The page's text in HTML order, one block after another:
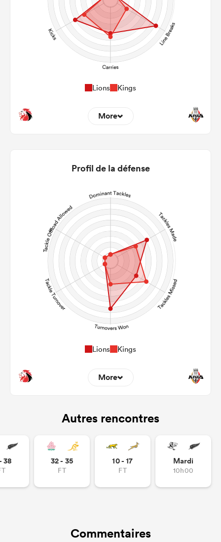
Lions Kings
More
22m Conversion
Carries
Kicks
Post Contact Meters
Profil de la défense
Lions Kings
More
Tackles Missed
32
Turnovers Won
Autres rencontres
38 32 - 35
FT
10 - 17
FT
Mardi
10h00
Commentaires